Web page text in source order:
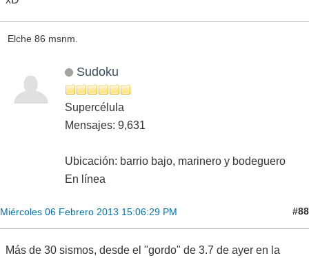
1189298 05/02/2013 22:34:38
38.0483
-3.2614
Elche 86 msnm.
Sudoku
Supercélula
Mensajes: 9,631
Ubicación: barrio bajo, marinero y bodeguero
En línea
Miércoles 06 Febrero 2013 15:06:29 PM #88
Más de 30 sismos, desde el "gordo" de 3.7 de ayer en la